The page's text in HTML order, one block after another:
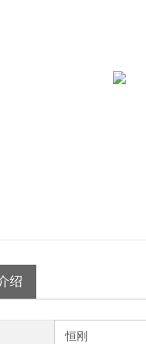
绍
恒刚